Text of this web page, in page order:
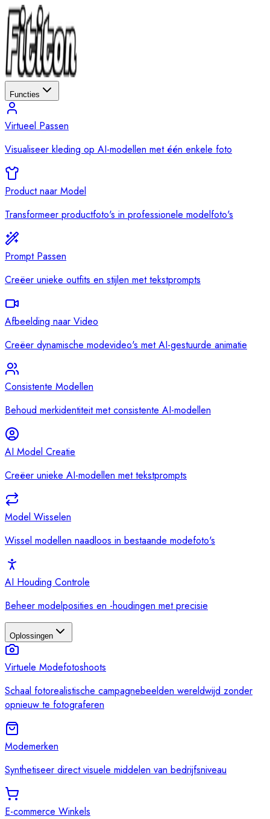
Functies
Virtueel Passen
Visualiseer kleding op AI-modellen met één enkele foto
Product naar Model
Transformeer productfoto's in professionele modelfoto's
Prompt Passen
Creëer unieke outfits en stijlen met tekstprompts
Afbeelding naar Video
Creëer dynamische modevideo's met AI-gestuurde animatie
Consistente Modellen
Behoud merkidentiteit met consistente AI-modellen
AI Model Creatie
Creëer unieke AI-modellen met tekstprompts
Model Wisselen
Wissel modellen naadloos in bestaande modefoto's
AI Houding Controle
Beheer modelposities en -houdingen met precisie
Oplossingen
Virtuele Modefotoshoots
Schaal fotorealistische campagnebeelden wereldwijd zonder
opnieuw te fotograferen
Modemerken
Synthetiseer direct visuele middelen van bedrijfsniveau
E-commerce Winkels